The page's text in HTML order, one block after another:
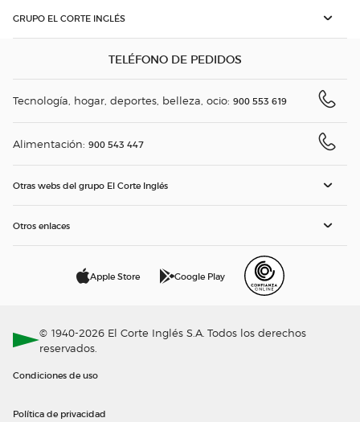
GRUPO EL CORTE INGLÉS
TELÉFONO DE PEDIDOS
Tecnología, hogar, deportes, belleza, ocio: 900 553 619
Alimentación: 900 543 447
Otras webs del grupo El Corte Inglés
Otros enlaces
Apple Store Google Play
© 1940-2026 El Corte Inglés S.A. Todos los derechos
reservados.
Condiciones de uso
Política de privacidad